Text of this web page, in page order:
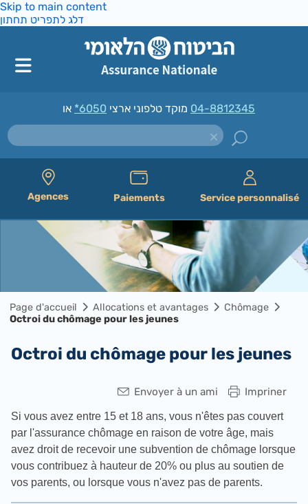
Skip to main content
דלג לתפריט תחתון
מוקד טלפוני ארצי *6050 04-8812345
Agences Paiements Service personnalisé
Page d'accueil Allocations et avantages
Chômage
Octroi du chômage pour les jeunes
Octroi du chômage pour les jeunes
Impriner
Envoyer à un ami
Si vous avez entre 15 et 18 ans, vous n'êtes pas couvert
par l'assurance chômage en raison de votre âge, mais
avez droit de recevoir une subvention de chômage lorsque
vous contribuez à hauteur de 20% ou plus au soutien de
vos parents, ou lorsque vous n'avez pas de parents.​